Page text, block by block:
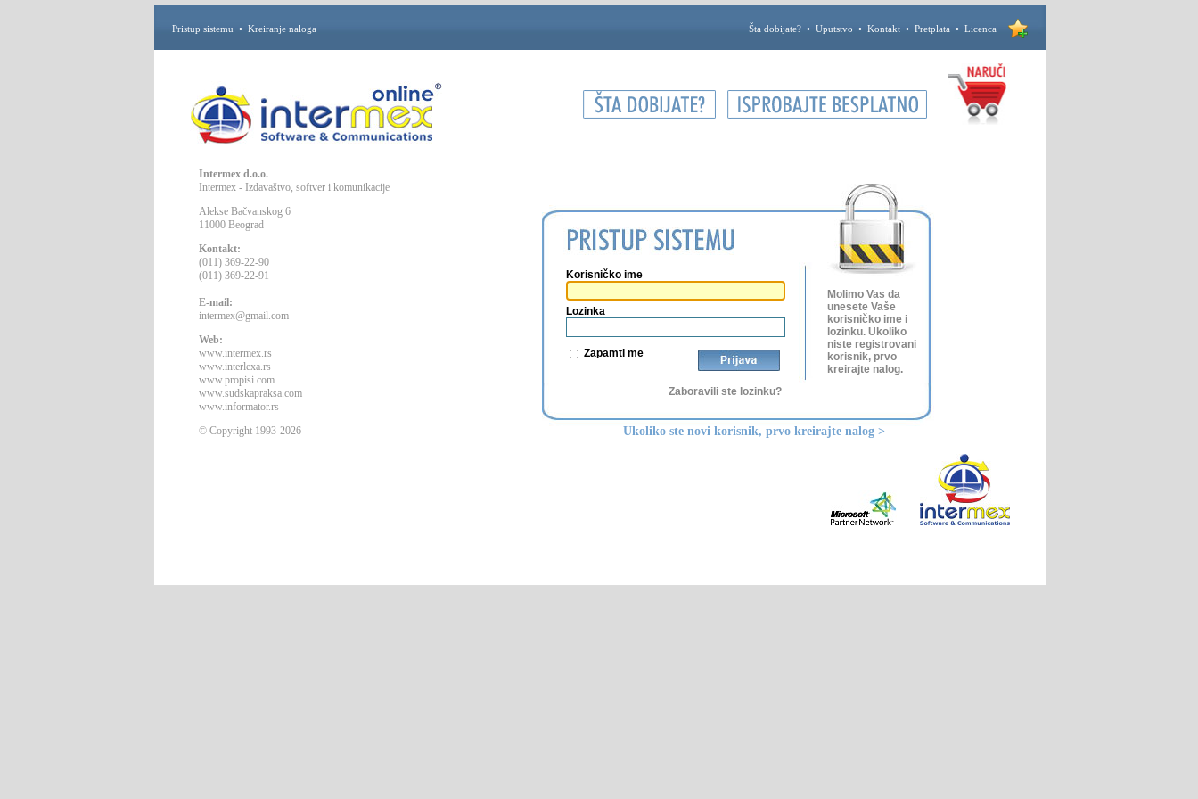
Pristup sistemu • Kreiranje naloga Šta dobijate? • Uputstvo • Kontakt • Pretplata • Licenca
Korisničko ime
Lozinka
Zapamti me
Zaboravili ste lozinku?
Molimo Vas da
unesete Vaše
korisničko ime i
lozinku. Ukoliko
niste registrovani
korisnik, prvo
kreirajte nalog.
Ukoliko ste novi korisnik, prvo kreirajte nalog >
Intermex d.o.o.
Intermex - Izdavaštvo, softver i komunikacije
Alekse Bačvanskog 6
11000 Beograd
Kontakt:
(011) 369-22-90
(011) 369-22-91
E-mail:
intermex@gmail.com
Web:
www.intermex.rs
www.interlexa.rs
www.propisi.com
www.sudskapraksa.com
www.informator.rs
© Copyright 1993-2026